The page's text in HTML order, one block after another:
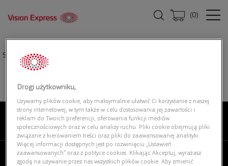
(0)
Strona główna|
O NAS
MOJE VISION EXPRESS
Drogi użytkowniku,
Używamy plików cookie, aby maksymalnie ułatwić Ci korzystanie z naszej
strony internetowej, w tym także w celu dostosowania jej zawartości i
reklam do Twoich preferencji, oferowania funkcji mediów
społecznościowych oraz w celu analizy ruchu. Pliki cookie obejmują pliki
związane z kierowaniem treści oraz pliki do zaawansowanej analityki.
Więcej informacji dostępnych jest po rozwinięciu „Ustawień
zaawansowanych” oraz z polityce cookies. Klikając Akceptuj, wyrażasz
zgodę na używanie przez nas wszystkich plików cookie. Aby zmienić